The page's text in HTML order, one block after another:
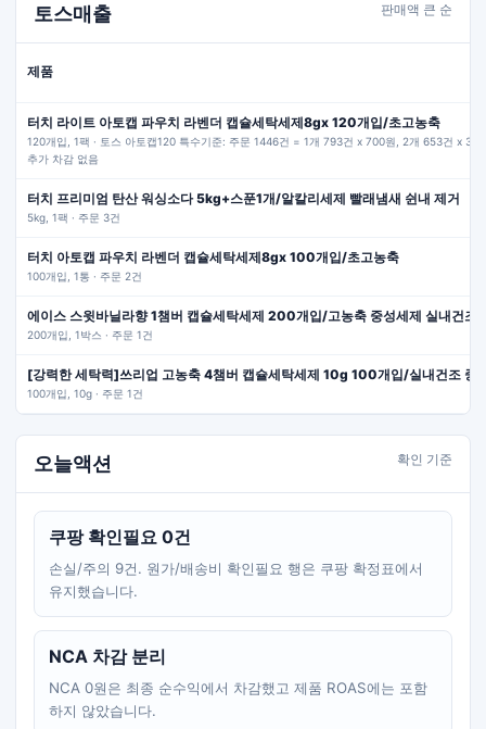
토스매출 판매액 큰 순
제품
터치 라이트 아토캡 파우치 라벤더 캡슐세탁세제8gx 120개입/초고농축
120개입, 1팩 · 토스 아토캡120 특수기준: 주문 1446건 = 1개 793건 x 700원, 2개 653건 x
추가 차감 없음
터치 프리미엄 탄산 워싱소다 5kg+스푼1개/알칼리세제 빨래냄새 쉰내 제거
5kg, 1팩 · 주문 3건
터치 아토캡 파우치 라벤더 캡슐세탁세제8gx 100개입/초고농축
100개입, 1통 · 주문 2건
에이스 스윗바닐라향 1챔버 캡슐세탁세제 200개입/고농축 중성세제 실내건조
200개입, 1박스 · 주문 1건
[강력한 세탁력]쓰리업 고농축 4챔버 캡슐세탁세제 10g 100개입/실내건조 중
100개입, 10g · 주문 1건
오늘액션 확인 기준
쿠팡 확인필요 0건
손실/주의 9건. 원가/배송비 확인필요 행은 쿠팡 확정표에서
유지했습니다.
NCA 차감 분리
NCA 0원은 최종 순수익에서 차감했고 제품 ROAS에는 포함
하지 않았습니다.